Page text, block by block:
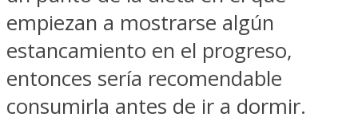
empiezan a mostrarse algún
estancamiento en el progreso,
entonces sería recomendable
consumirla antes de ir a dormir.